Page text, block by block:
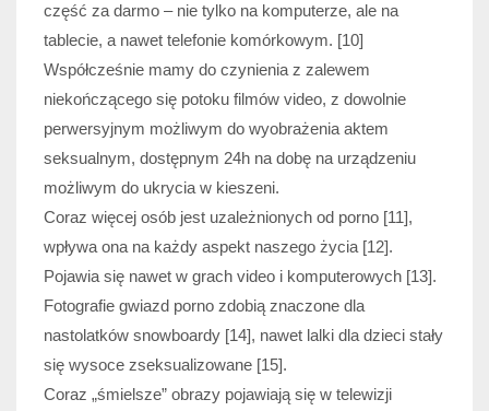
część za darmo – nie tylko na komputerze, ale na
tablecie, a nawet telefonie komórkowym. [10]
Współcześnie mamy do czynienia z zalewem
niekończącego się potoku filmów video, z dowolnie
perwersyjnym możliwym do wyobrażenia aktem
seksualnym, dostępnym 24h na dobę na urządzeniu
możliwym do ukrycia w kieszeni.
Coraz więcej osób jest uzależnionych od porno [11],
wpływa ona na każdy aspekt naszego życia [12].
Pojawia się nawet w grach video i komputerowych [13].
Fotografie gwiazd porno zdobią znaczone dla
nastolatków snowboardy [14], nawet lalki dla dzieci stały
się wysoce zseksualizowane [15].
Coraz „śmielsze” obrazy pojawiają się w telewizji